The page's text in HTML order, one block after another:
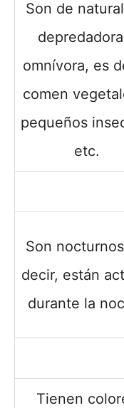
Son de
omnívora, es
comen
pequeños
etc.
Son
decir, están
durante la
Tienen